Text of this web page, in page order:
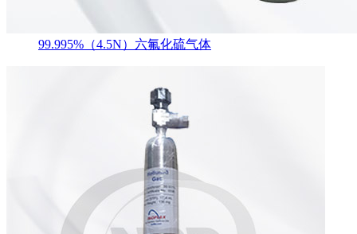
99.995%（4.5N）六氟化硫气体